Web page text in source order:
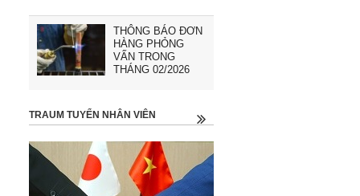
THÔNG BÁO ĐƠN
HÀNG PHỎNG
VẤN TRONG
THÁNG 02/2026
TRAUM TUYỂN NHÂN VIÊN